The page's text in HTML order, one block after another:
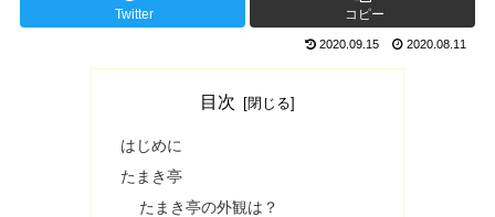
Twitter コピー
2020.09.15 2020.08.11
目次
はじめに
たまき亭
たまき亭の外観は？